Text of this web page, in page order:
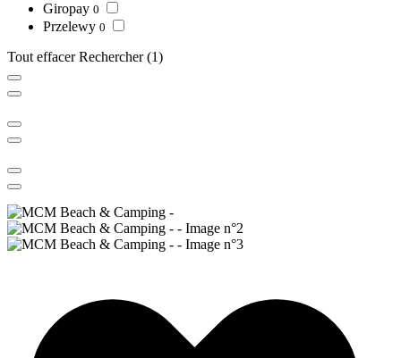
Giropay 0
Przelewy 0
Tout effacer Rechercher(1)